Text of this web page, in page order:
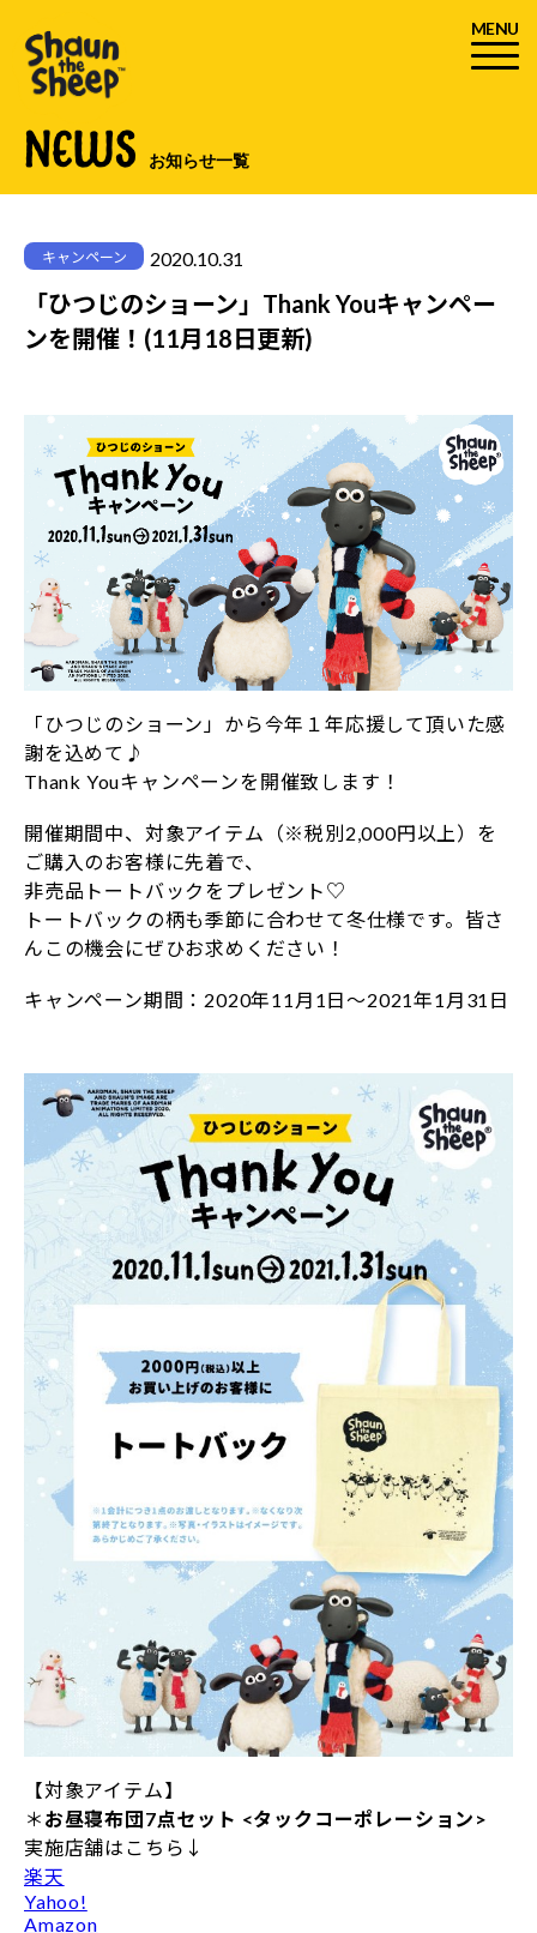
MENU
NEWS お知らせ一覧
キャンペーン 2020.10.31
「ひつじのショーン」Thank Youキャンペー
ンを開催！(11月18日更新)
「ひつじのショーン」から今年１年応援して頂いた感
謝を込めて♪
Thank Youキャンペーンを開催致します！
開催期間中、対象アイテム（※税別2,000円以上）を
ご購入のお客様に先着で、
非売品トートバックをプレゼント♡
トートバックの柄も季節に合わせて冬仕様です。皆さ
んこの機会にぜひお求めください！
キャンペーン期間：2020年11月1日～2021年1月31日
【対象アイテム】
＊ お昼寝布団7点セット <タックコーポレーション>
実施店舗はこちら↓
楽天
Yahoo!
Amazon